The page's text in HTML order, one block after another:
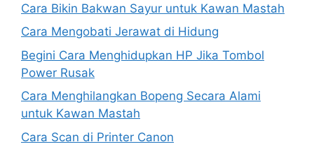
Cara Bikin Bakwan Sayur untuk Kawan Mastah
Cara Mengobati Jerawat di Hidung
Begini Cara Menghidupkan HP Jika Tombol
Power Rusak
Cara Menghilangkan Bopeng Secara Alami
untuk Kawan Mastah
Cara Scan di Printer Canon